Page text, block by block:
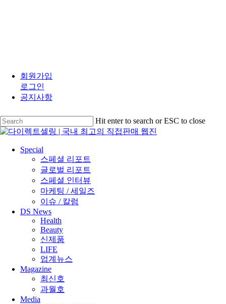
main
content
회원가입
로그인
공지사항
Hit enter to search or ESC to close
Close
search
Menu
Special
스페셜 리포트
글로벌 리포트
스페셜 인터뷰
마케팅 / 세일즈
이슈 / 칼럼
DS News
Health
Beauty
신제품
LIFE
업계뉴스
Magazine
최신호
과월호
Media